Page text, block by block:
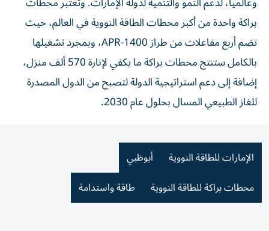
براكة واحدة من أكبر محطات الطاقة النووية في العالم، حيث
تضم أربع مفاعلات من طراز APR-1400، وبمجرد تشغيلها
بالكامل ستنتج محطات براكة ما يكفي لإنارة 570 ألف منزل،
إضافة إلى دعم استراتيجية الدولة لتصبح من الدول المصدرة
للغاز الطبيعي المسال بحلول عام 2030.
الإمارات للطاقة النووية
أبوظبي
محطات براكة للطاقة النووية
طاقة واستدامة